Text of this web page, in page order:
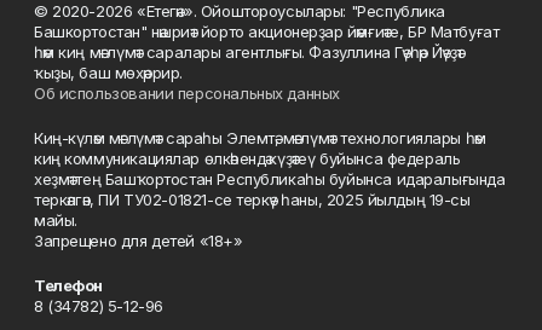
© 2020-2026 «Етегән». Ойоштороусылары: "Республика
Башкортостан" нәшриәт йорто акционерҙар йәмғиәте, БР Матбуғат
һәм киң мәғлүмәт саралары агентлығы. Фазуллина Гәүһәр Йәүҙәт
ҡыҙы, баш мөхәррир.
Об использовании персональных данных
Киң-күләм мәғлүмәт сараһы Элемтә, мәғлүмәт технологиялары һәм
киң коммуникациялар өлкәһендә күҙәтеү буйынса федераль
хеҙмәттең Башҡортостан Республикаһы буйынса идаралығында
теркәлгән, ПИ ТУ02-01821-се теркәү һаны, 2025 йылдың 19-сы
майы.
Запрещено для детей «18+»
Телефон
8 (34782) 5-12-96